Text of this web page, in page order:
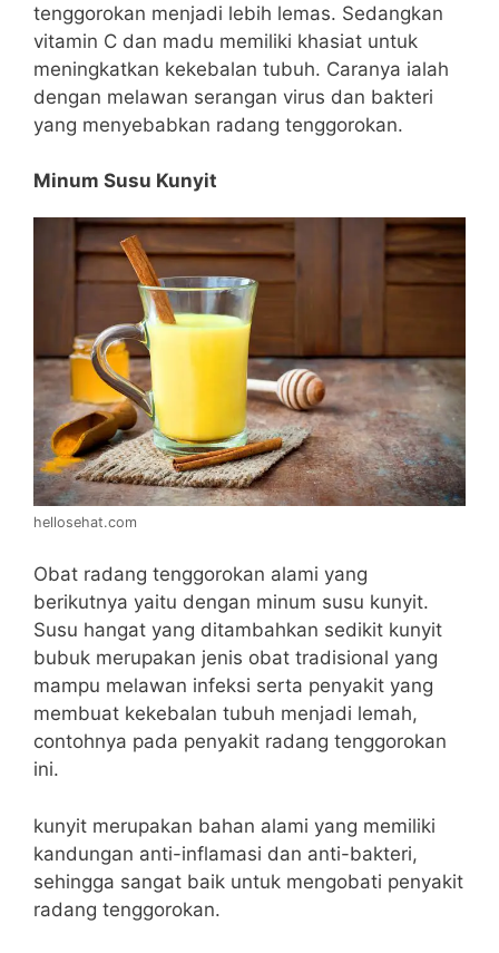
tenggorokan menjadi lebih lemas. Sedangkan
vitamin C dan madu memiliki khasiat untuk
meningkatkan kekebalan tubuh. Caranya ialah
dengan melawan serangan virus dan bakteri
yang menyebabkan radang tenggorokan.
Minum Susu Kunyit
hellosehat.com
Obat radang tenggorokan alami yang
berikutnya yaitu dengan minum susu kunyit.
Susu hangat yang ditambahkan sedikit kunyit
bubuk merupakan jenis obat tradisional yang
mampu melawan infeksi serta penyakit yang
membuat kekebalan tubuh menjadi lemah,
contohnya pada penyakit radang tenggorokan
ini.
kunyit merupakan bahan alami yang memiliki
kandungan anti-inflamasi dan anti-bakteri,
sehingga sangat baik untuk mengobati penyakit
radang tenggorokan.